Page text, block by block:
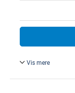
Vis mere